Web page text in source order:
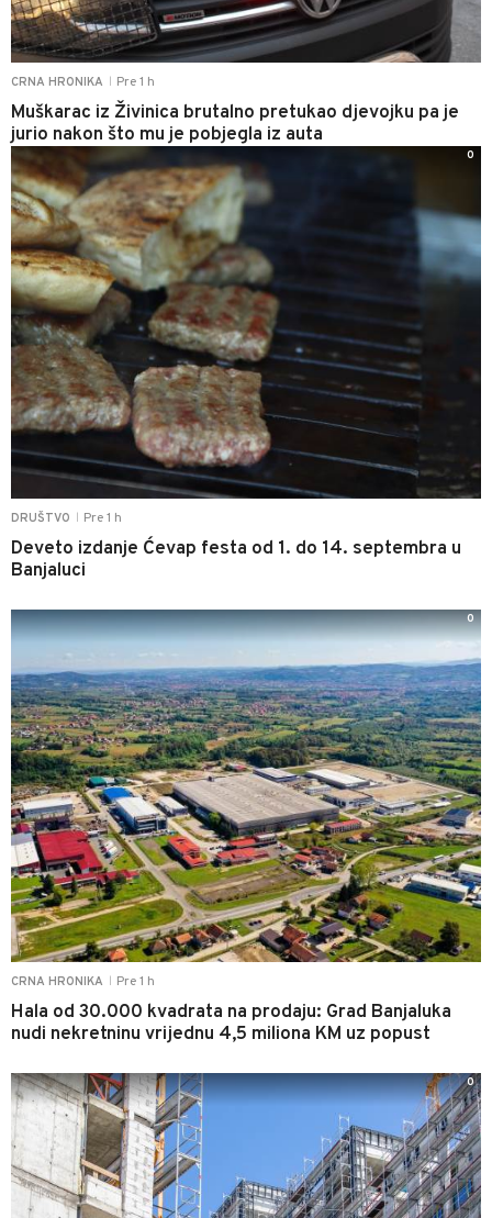
CRNA HRONIKA Pre 1 h
Muškarac iz Živinica brutalno pretukao djevojku pa je
jurio nakon što mu je pobjegla iz auta
DRUŠTVO Pre 1 h
Deveto izdanje Ćevap festa od 1. do 14. septembra u
Banjaluci
0
CRNA HRONIKA Pre 1 h
Hala od 30.000 kvadrata na prodaju: Grad Banjaluka
nudi nekretninu vrijednu 4,5 miliona KM uz popust
0
0